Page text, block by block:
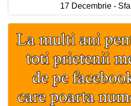
17 Decembrie -